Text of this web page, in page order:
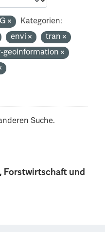
Forstwirtschaft und
Kategorien:
envi
tran
geoinformation
Suche.